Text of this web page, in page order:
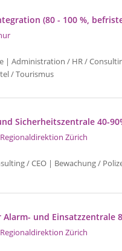
(80 - 100 %,
| Administration / HR /
/ Tourismus
Sicherheitszentrale 40-
Zürich
/ CEO | Bewachung /
und Einsatzzentrale
Zürich